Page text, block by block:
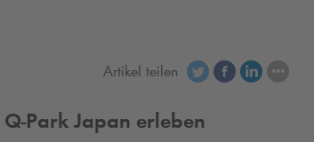
Artikel teilen
Q-Park Japan erleben